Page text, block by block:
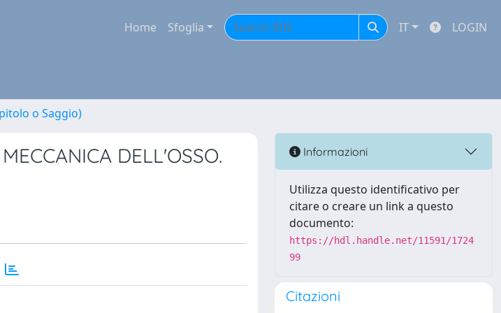
Home Sfoglia IT LOGIN
o Saggio)
DELL'OSSO.
Informazioni
Utilizza questo identificativo per
citare o creare un link a questo
documento:
https://hdl.handle.net/11591/1724
99
Citazioni